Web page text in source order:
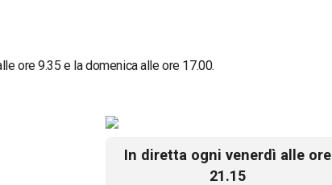
ore 9.35 e la domenica alle ore 17.00.
In diretta ogni venerdì alle ore
21.15